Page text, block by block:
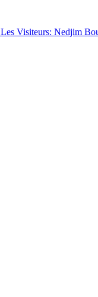
Les Visiteurs: Nedjim